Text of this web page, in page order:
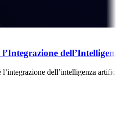
dell’intelligenza